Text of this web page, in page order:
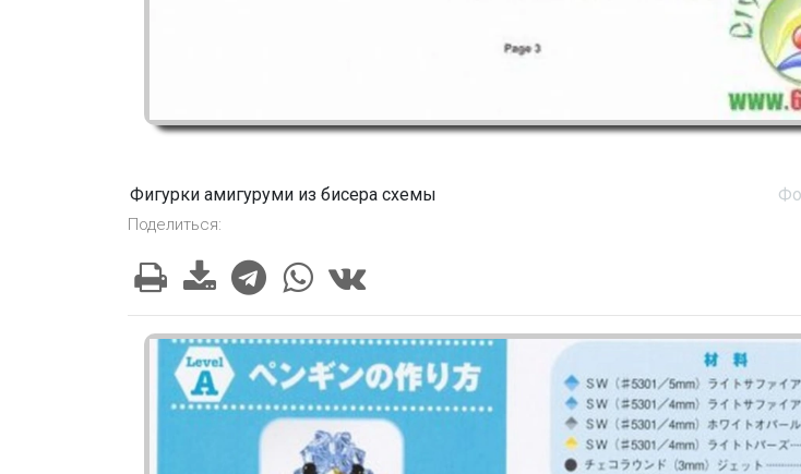
Фигурки амигуруми из бисера схемы
Поделиться: